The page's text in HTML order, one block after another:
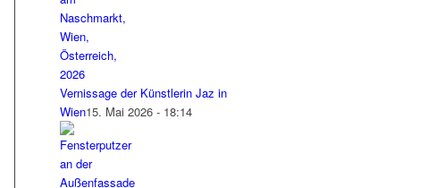
Vernissage der Künstlerin Jaz in
Wien15. Mai 2026 - 18:14